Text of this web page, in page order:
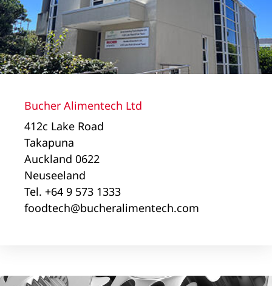
Bucher Alimentech Ltd
412c Lake Road
Takapuna
Auckland 0622
Neuseeland
Tel. +64 9 573 1333
foodtech@bucheralimentech.com